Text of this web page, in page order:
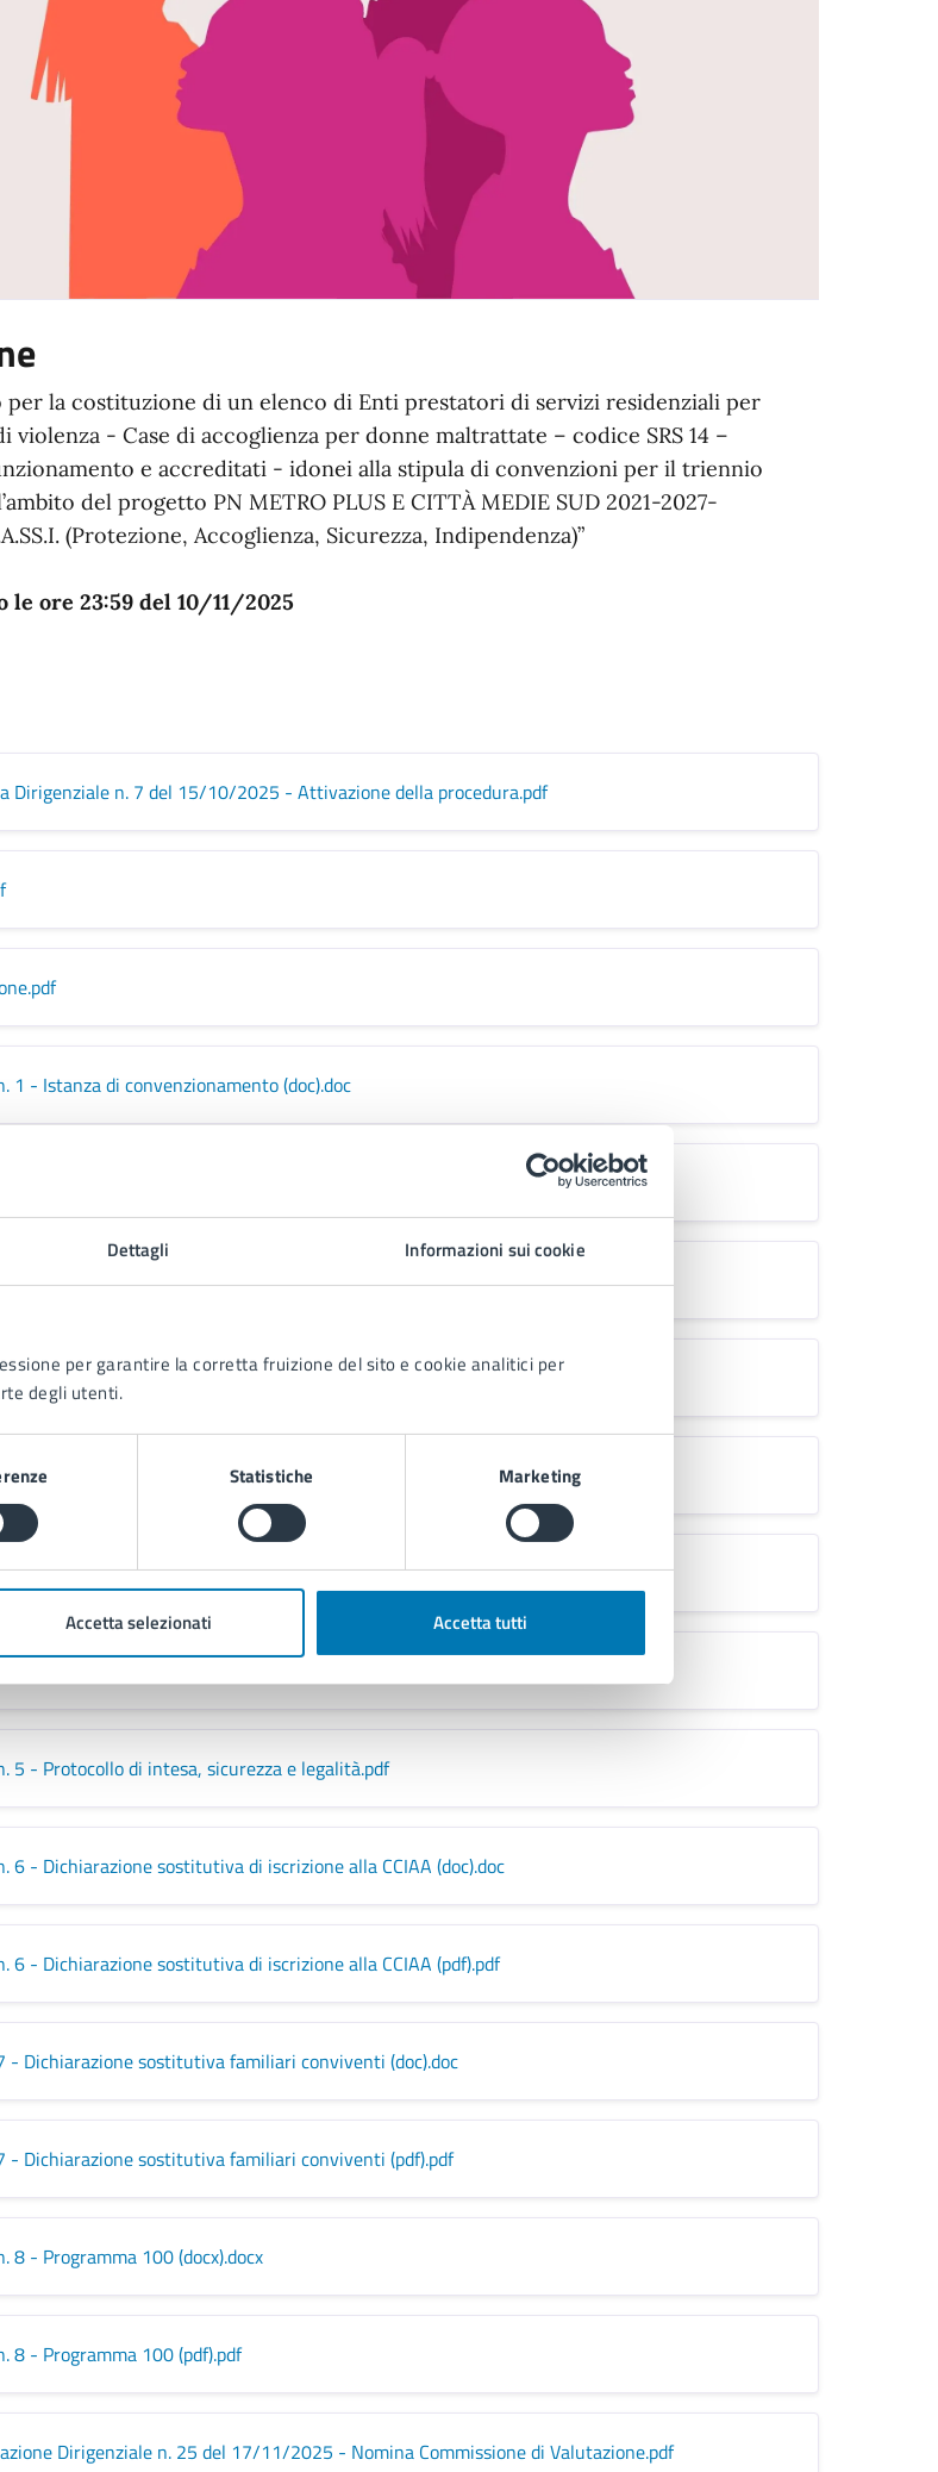
Dettagli Informazioni sui cookie
per garantire la corretta fruizione del sito e cookie analitici per
degli utenti.
Statistiche Marketing
Accetta selezionati Accetta tutti
per la costituzione di un elenco di Enti prestatori di servizi residenziali per
violenza - Case di accoglienza per donne maltrattate – codice SRS 14 –
e accreditati - idonei alla stipula di convenzioni per il triennio
del progetto PN METRO PLUS E CITTÀ MEDIE SUD 2021-2027-
(Protezione, Accoglienza, Sicurezza, Indipendenza)”
le ore 23:59 del 10/11/2025
Dirigenziale n. 7 del 15/10/2025 - Attivazione della procedura.pdf
.pdf
1 - Istanza di convenzionamento (doc).doc
2 - Modello DSAN Requisiti (docx).docx
2 - Modello DSAN Requisiti (pdf).pdf
n. 3 - Formulario progetto tecnico (doc).doc
3 - Formulario progetto tecnico (pdf).pdf
5 - Protocollo di intesa, sicurezza e legalità.pdf
6 - Dichiarazione sostitutiva di iscrizione alla CCIAA (doc).doc
6 - Dichiarazione sostitutiva di iscrizione alla CCIAA (pdf).pdf
- Dichiarazione sostitutiva familiari conviventi (doc).doc
- Dichiarazione sostitutiva familiari conviventi (pdf).pdf
8 - Programma 100 (docx).docx
8 - Programma 100 (pdf).pdf
Dirigenziale n. 25 del 17/11/2025 - Nomina Commissione di Valutazione.pdf